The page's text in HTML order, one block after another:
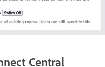
Central